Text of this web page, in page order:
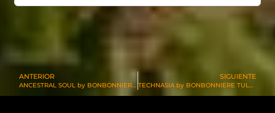
ANTERIOR
ANCESTRAL SOUL by BONBONNIERE TULUM
SIGUIENTE
TECHNASIA by BONBONNIERE TULUM